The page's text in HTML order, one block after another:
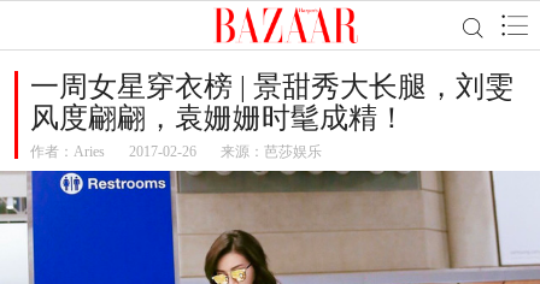
一周女星穿衣榜 | 景甜秀大长腿，刘雯
风度翩翩，袁姗姗时髦成精！
作者： Aries 2017-02-26 来源：芭莎娱乐